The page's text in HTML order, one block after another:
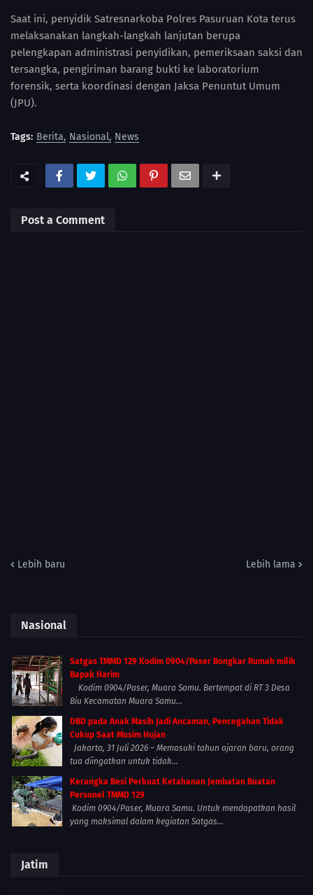
Saat ini, penyidik Satresnarkoba Polres Pasuruan Kota terus
melaksanakan langkah-langkah lanjutan berupa
pelengkapan administrasi penyidikan, pemeriksaan saksi dan
tersangka, pengiriman barang bukti ke laboratorium
forensik, serta koordinasi dengan Jaksa Penuntut Umum
(JPU).
Tags: Berita Nasional News
Post a Comment
Lebih baru Lebih lama
Nasional
Satgas TMMD 129 Kodim 0904/Paser Bongkar Rumah milik
Bapak Harim
Kodim 0904/Paser, Muara Samu. Bertempat di RT 3 Desa
Biu Kecamatan Muara Samu...
DBD pada Anak Masih Jadi Ancaman, Pencegahan Tidak
Cukup Saat Musim Hujan
Jakarta, 31 Juli 2026 – Memasuki tahun ajaran baru, orang
tua diingatkan untuk tidak...
Kerangka Besi Perkuat Ketahanan Jembatan Buatan
Personel TMMD 129
Kodim 0904/Paser, Muara Samu. Untuk mendapatkan hasil
yang maksimal dalam kegiatan Satgas...
Jatim